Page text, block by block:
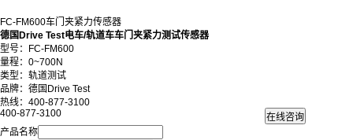
FC-FM600车门夹紧力传感器
德国Drive Test电车/轨道车车门夹紧力测试传感器
型号：
FC-FM600
量程： 0~700N
类型：轨道测试
品牌：德国Drive Test
热线：400-877-3100
400-877-3100
产品名称